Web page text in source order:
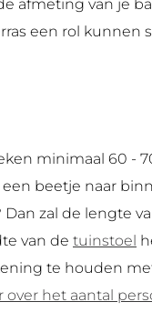
afmeting van je
een rol kunnen
minimaal 60 -
beetje naar
zal de lengte
van de tuinstoel
te houden
over het aantal